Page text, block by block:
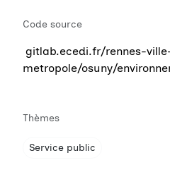
Code source
gitlab.ecedi.fr/rennes-
metropole/osuny/
Thèmes
Service public